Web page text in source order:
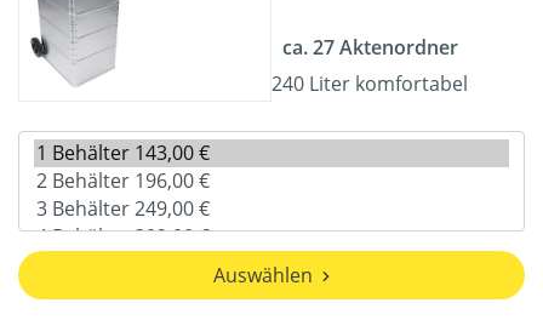
ca. 27 Aktenordner
240 Liter komfortabel
Auswählen